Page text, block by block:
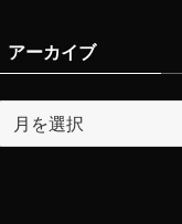
アーカイブ
ー